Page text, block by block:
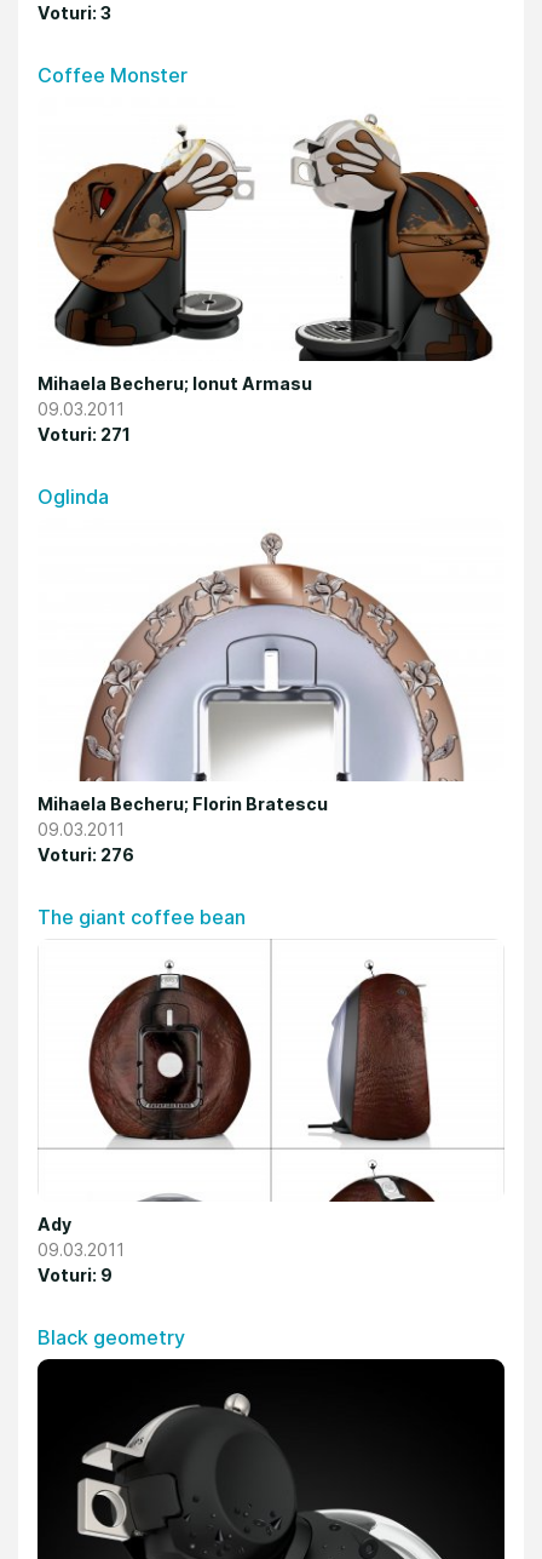
Voturi: 3
Coffee Monster
Mihaela Becheru; Ionut Armasu
09.03.2011
Voturi: 271
Oglinda
Mihaela Becheru; Florin Bratescu
09.03.2011
Voturi: 276
The giant coffee bean
Ady
09.03.2011
Voturi: 9
Black geometry